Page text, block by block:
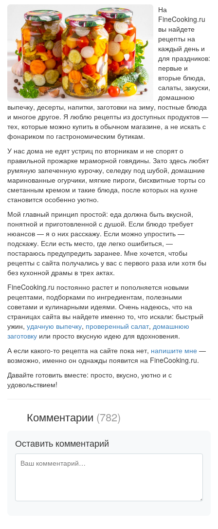
На
FineCooking.ru
вы найдете
рецепты на
каждый день и
для праздников:
первые и
вторые блюда,
салаты, закуски,
домашнюю
выпечку, десерты, напитки, заготовки на зиму, постные блюда
и многое другое. Я люблю рецепты из доступных продуктов —
тех, которые можно купить в обычном магазине, а не искать с
фонариком по гастрономическим бутикам.
У нас дома не едят устриц по вторникам и не спорят о
правильной прожарке мраморной говядины. Зато здесь любят
румяную запеченную курочку, селедку под шубой, домашние
маринованные огурчики, мягкие пироги, бисквитные торты со
сметанным кремом и такие блюда, после которых на кухне
становится особенно уютно.
Мой главный принцип простой: еда должна быть вкусной,
понятной и приготовленной с душой. Если блюдо требует
нюансов — я о них расскажу. Если можно упростить —
подскажу. Если есть место, где легко ошибиться, —
постараюсь предупредить заранее. Мне хочется, чтобы
рецепты с сайта получались у вас с первого раза или хотя бы
без кухонной драмы в трех актах.
FineCooking.ru постоянно растет и пополняется новыми
рецептами, подборками по ингредиентам, полезными
советами и кулинарными идеями. Очень надеюсь, что на
страницах сайта вы найдете именно то, что искали: быстрый
ужин, удачную выпечку, проверенный салат, домашнюю
заготовку или просто вкусную идею для вдохновения.
А если какого-то рецепта на сайте пока нет, напишите мне —
возможно, именно он однажды появится на FineCooking.ru.
Давайте готовить вместе: просто, вкусно, уютно и с
удовольствием!
Комментарии (782)
Оставить комментарий